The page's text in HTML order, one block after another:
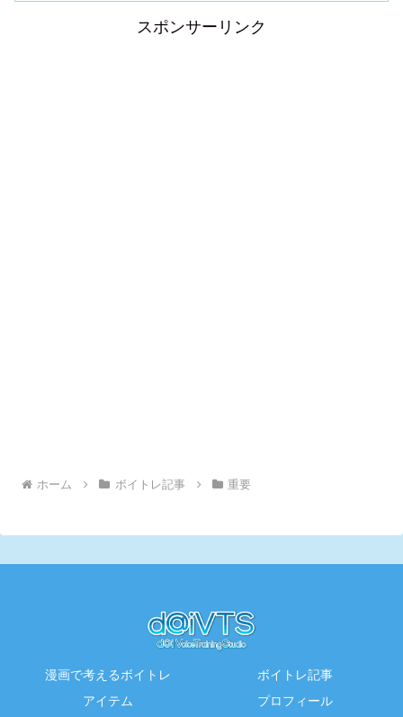
スポンサーリンク
ホーム ボイトレ記事 重要
漫画で考えるボイトレ
ボイトレ記事
アイテム
プロフィール